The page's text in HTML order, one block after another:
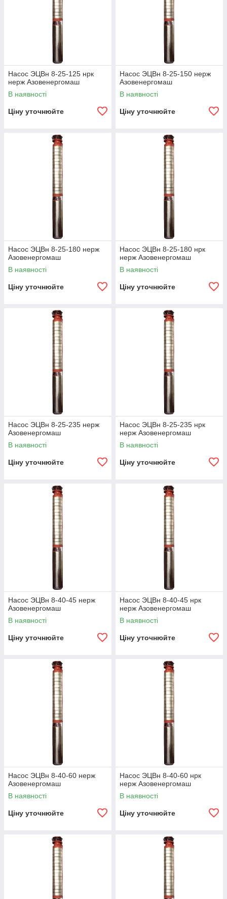
Насос ЭЦВн 8-25-125 нрк
нерж Азовенергомаш
В наявності
Ціну уточнюйте
Насос ЭЦВн 8-25-150 нерж
Азовенергомаш
В наявності
Ціну уточнюйте
Насос ЭЦВн 8-25-180 нерж
Азовенергомаш
В наявності
Ціну уточнюйте
Насос ЭЦВн 8-25-180 нрк
нерж Азовенергомаш
В наявності
Ціну уточнюйте
Насос ЭЦВн 8-25-235 нерж
Азовенергомаш
В наявності
Ціну уточнюйте
Насос ЭЦВн 8-25-235 нрк
нерж Азовенергомаш
В наявності
Ціну уточнюйте
Насос ЭЦВн 8-40-45 нерж
Азовенергомаш
В наявності
Ціну уточнюйте
Насос ЭЦВн 8-40-45 нрк
нерж Азовенергомаш
В наявності
Ціну уточнюйте
Насос ЭЦВн 8-40-60 нерж
Азовенергомаш
В наявності
Ціну уточнюйте
Насос ЭЦВн 8-40-60 нрк
нерж Азовенергомаш
В наявності
Ціну уточнюйте